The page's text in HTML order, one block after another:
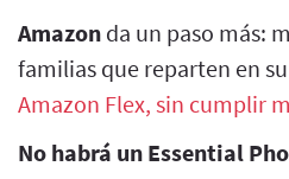
Amazon da un paso más:
familias que reparten en
Amazon Flex, sin cumplir
No habrá un Essential